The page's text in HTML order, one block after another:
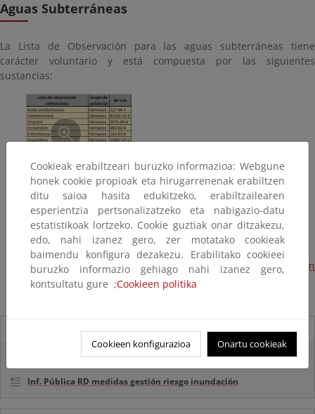
Aguas Subterráneas
La Lista de Observación para las aguas subterráneas tiene
carácter voluntario y está compuesta por las siguientes
sustancias:
Contaminantes incluidos en las Listas de Observación
subterránea
Real Decreto subvenciones adaptación riesgos inundación
Inf. Pública RD medidas gestión riesgo inundación
Cookieak erabiltzeari buruzko informazioa: Webgune
honek cookie propioak eta hirugarrenenak erabiltzen
ditu saioa hasita edukitzeko, erabiltzailearen
esperientzia pertsonalizatzeko eta nabigazio-datu
estatistikoak lortzeko. Cookie guztiak onar ditzakezu,
edo, nahi izanez gero, zer motatako cookieak
baimendu konfigura dezakezu. Erabilitako cookieei
buruzko informazio gehiago nahi izanez gero,
kontsultatu gure ;Cookieen politika
Cookieen konfigurazioa Onartu cookieak